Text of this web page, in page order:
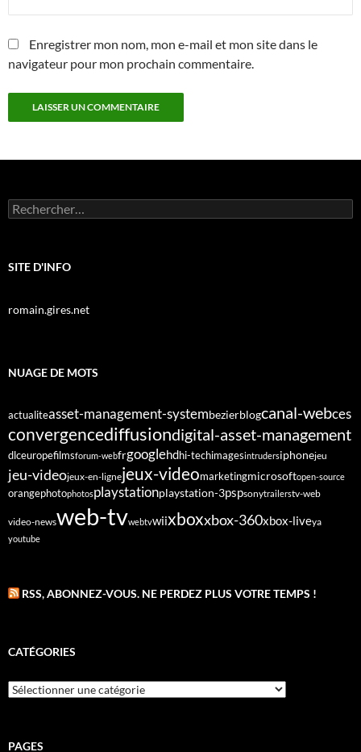
Enregistrer mon nom, mon e-mail et mon site dans le
navigateur pour mon prochain commentaire.
Rechercher :
SITE D'INFO
romain.gires.net
NUAGE DE MOTS
actualiteasset-management-systembezierblogcanal-webces
convergencediffusiondigital-asset-management
dlceuropefilmsforum-webfrgooglehdhi-techimagesintrudersiphonejeu
jeu-videojeux-en-lignejeux-videomarketingmicrosoftopen-source
orangephotophotosplaystationplaystation-3pspsonytrailerstv-web
video-newsweb-tvwebtvwiixboxxbox-360xbox-liveya
youtube
RSS, ABONNEZ-VOUS. NE PERDEZ PLUS VOTRE TEMPS !
CATÉGORIES
Catégories
PAGES